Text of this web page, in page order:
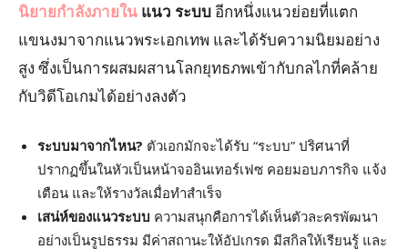
นิยายกำลังภายใน แนว ระบบอีกหนึ่งแนวย่อยที่แตก
แขนงมาจากแนวพระเอกเทพ และได้รับความนิยมอย่าง
สูง ซึ่งเป็นการผสมผสานโลกยุทธภพเข้ากับกลไกที่คล้าย
กับวิดีโอเกมได้อย่างลงตัว
ระบบมาจากไหน? ตัวเอกมักจะได้รับ “ระบบ” ปริศนาที่
ปรากฏขึ้นในหัวเป็นหน้าจออินเทอร์เฟซ คอยมอบภารกิจ แจ้ง
เตือน และให้รางวัลเมื่อทำสำเร็จ
เสน่ห์ของแนวระบบ ความสนุกคือการได้เห็นตัวละครพัฒนา
อย่างเป็นรูปธรรม มีค่าสถานะให้อัปเกรด มีสกิลให้เรียนรู้ และ